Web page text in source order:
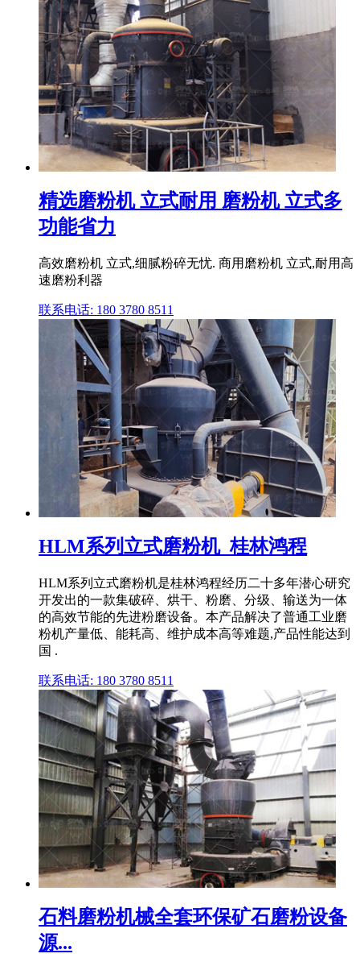
精选磨粉机 立式耐用 磨粉机 立式多
功能省力
高效磨粉机 立式,细腻粉碎无忧. 商用磨粉机 立式,耐用高
速磨粉利器
联系电话: 180 3780 8511
HLM系列立式磨粉机_桂林鸿程
HLM系列立式磨粉机是桂林鸿程经历二十多年潜心研究
开发出的一款集破碎、烘干、粉磨、分级、输送为一体
的高效节能的先进粉磨设备。本产品解决了普通工业磨
粉机产量低、能耗高、维护成本高等难题,产品性能达到
国 .
联系电话: 180 3780 8511
石料磨粉机械全套环保矿石磨粉设备
源...